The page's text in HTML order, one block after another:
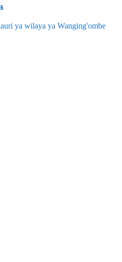
ya wilaya ya Wanging'ombe